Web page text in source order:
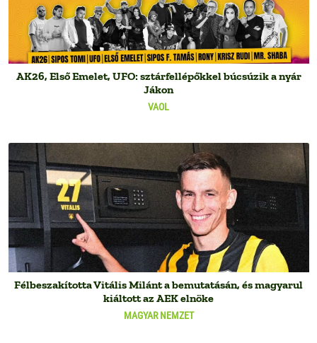
VAOL
AK26, Első Emelet, UFO: sztárfellépőkkel búcsúzik a nyár
Jákon
MAGYAR NEMZET
Félbeszakította Vitális Milánt a bemutatásán, és magyarul
kiáltott az AEK elnöke